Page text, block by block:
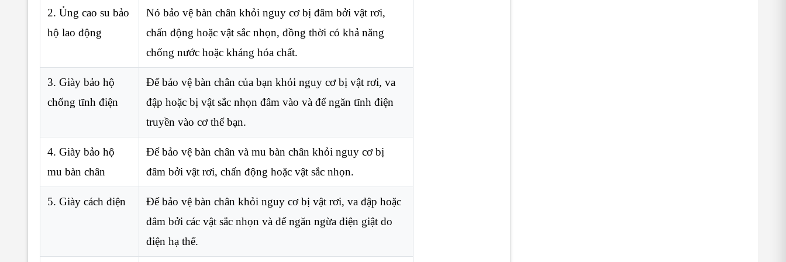
2. Ủng cao su bảo
hộ lao động
Nó bảo vệ bàn chân khỏi nguy cơ bị đâm bởi vật rơi,
chấn động hoặc vật sắc nhọn, đồng thời có khả năng
chống nước hoặc kháng hóa chất.
3. Giày bảo hộ
chống tĩnh điện
Để bảo vệ bàn chân của bạn khỏi nguy cơ bị vật rơi, va
đập hoặc bị vật sắc nhọn đâm vào và để ngăn tĩnh điện
truyền vào cơ thể bạn.
4. Giày bảo hộ
mu bàn chân
Để bảo vệ bàn chân và mu bàn chân khỏi nguy cơ bị
đâm bởi vật rơi, chấn động hoặc vật sắc nhọn.
5. Giày cách điện
Để bảo vệ bàn chân khỏi nguy cơ bị vật rơi, va đập hoặc
đâm bởi các vật sắc nhọn và để ngăn ngừa điện giật do
điện hạ thế.